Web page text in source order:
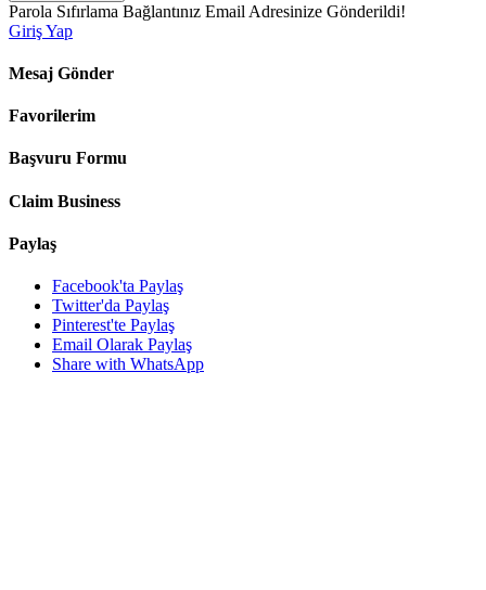
Parola Sıfırlama Bağlantınız Email Adresinize Gönderildi!
Giriş Yap
Mesaj Gönder
Favorilerim
Başvuru Formu
Claim Business
Paylaş
Facebook'ta Paylaş
Twitter'da Paylaş
Pinterest'te Paylaş
Email Olarak Paylaş
Share with WhatsApp